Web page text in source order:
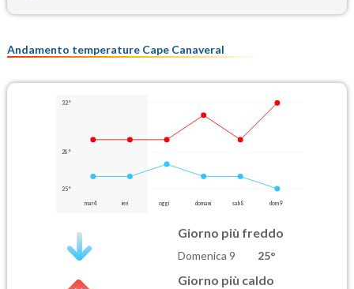
Andamento temperature Cape Canaveral
32°
28°
25°
mar 4 ieri oggi domani sab 8 dom 9
Giorno più freddo
Domenica 9 25°
Giorno più caldo